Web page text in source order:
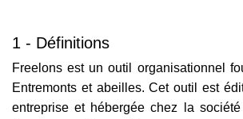
1 - Définitions
Freelons est un outil organisationnel
Entremonts et abeilles. Cet outil est
entreprise et hébergée chez la